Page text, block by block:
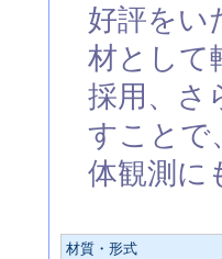
好評をい
材として
採用、さ
すことで
体観測に
材質・形式